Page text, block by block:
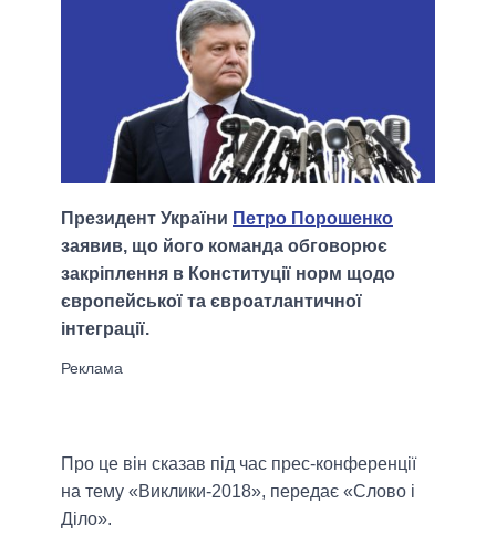
Президент України Петро Порошенко
заявив, що його команда обговорює
закріплення в Конституції норм щодо
європейської та євроатлантичної
інтеграції.
Про це він сказав під час прес-конференції
на тему «Виклики-2018», передає «Слово і
Діло».